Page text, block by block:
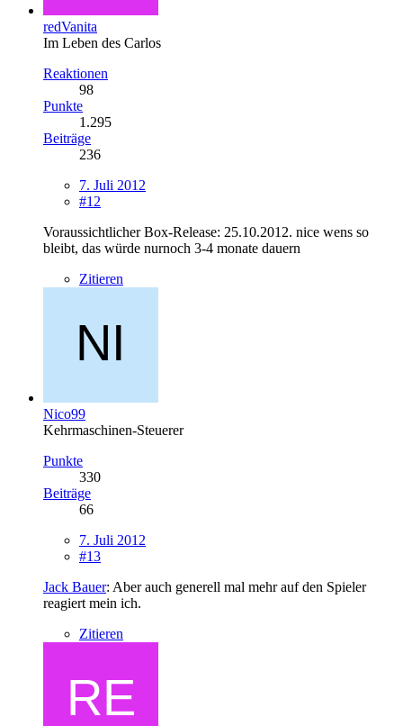
redVanita
Im Leben des Carlos
Reaktionen
98
Punkte
1.295
Beiträge
236
7. Juli 2012
#12
Voraussichtlicher Box-Release: 25.10.2012. nice wens so
bleibt, das würde nurnoch 3-4 monate dauern
Zitieren
Nico99
Kehrmaschinen-Steuerer
Punkte
330
Beiträge
66
7. Juli 2012
#13
Jack Bauer: Aber auch generell mal mehr auf den Spieler
reagiert mein ich.
Zitieren